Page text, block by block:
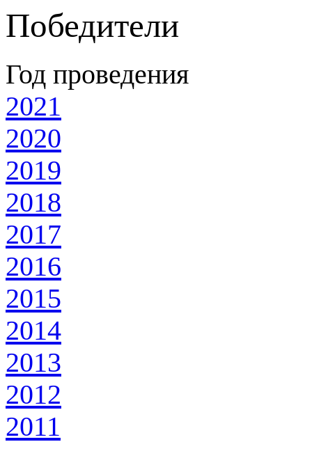
Победители
Год проведения
2021
2020
2019
2018
2017
2016
2015
2014
2013
2012
2011